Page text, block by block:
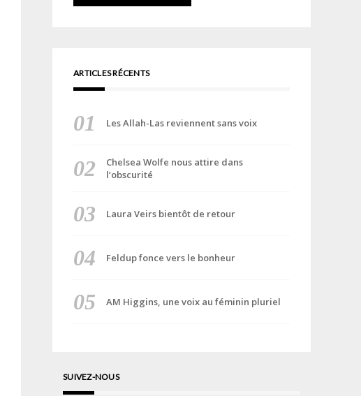
ARTICLES RÉCENTS
Les Allah-Las reviennent sans voix
Chelsea Wolfe nous attire dans
l’obscurité
Laura Veirs bientôt de retour
Feldup fonce vers le bonheur
AM Higgins, une voix au féminin pluriel
SUIVEZ-NOUS